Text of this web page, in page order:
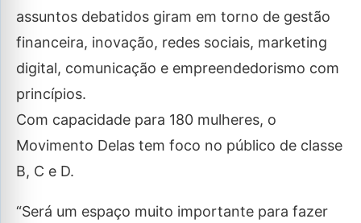
assuntos debatidos giram em torno de gestão
financeira, inovação, redes sociais, marketing
digital, comunicação e empreendedorismo com
princípios.
Com capacidade para 180 mulheres, o
Movimento Delas tem foco no público de classe
B, C e D.
“Será um espaço muito importante para fazer